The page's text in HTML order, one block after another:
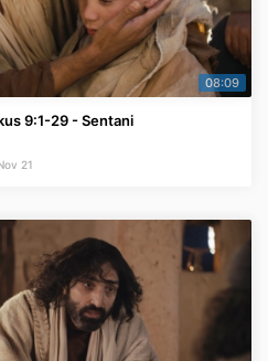
08:09
9:1-29 - Sentani
21